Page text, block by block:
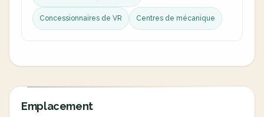
Concessionnaires de VR Centres de mécanique
Emplacement